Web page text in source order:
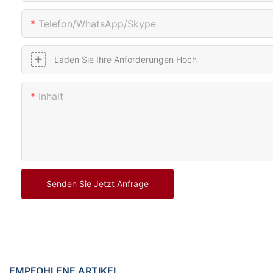
Telefon/WhatsApp/Skype
Laden Sie Ihre Anforderungen Hoch
Inhalt
Senden Sie Jetzt Anfrage